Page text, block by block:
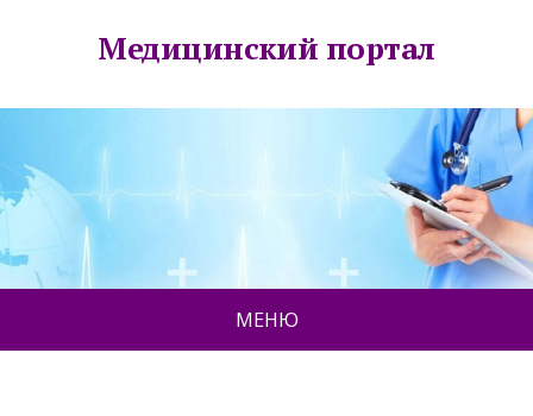
Медицинский портал
МЕНЮ